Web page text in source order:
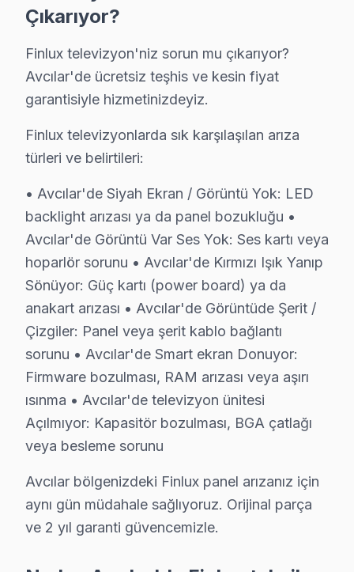
Avcılar'de fiyat konusunda şeffaflık ilkemizdir.
Avcılar'de arıza tespiti: Ücretsiz. Herhangi bir ön
Avcılar garantili fiyat: Avcılar servisimizde teklif
» Avcılar'de Finlux televizyon tamir fiyatı öğrenmek
Finlux Servisi Garanti ve Sonrası Destek
Avcılar Finlux TV Servis Garanti Belgesi - 1 Yıl Parça Güvencesi
Avcılar'de Finlux televizyon ünitesi tamirinde garanti
Avcılar servisinde işçilik garantisi: Finlux tamiri 6 ay
Finlux parça garantisi: Avcılar'de değiştirdiğimiz
Garanti belgesi: Her Avcılar söz konusu model tamiri
Avcılar servis sonrası erişim: "bu TV TV'min sesi
Avcılar Finlux Mevsimsel Servis Verisi
Metrobüs ve E-5 Karayolu güzergahındaki trafik
Finlux parça tedariki açısından da Avcılar'ye özgü
Çıkarıyor?
Finlux televizyon'niz sorun mu çıkarıyor?
Avcılar'de ücretsiz teşhis ve kesin fiyat
garantisiyle hizmetinizdeyiz.
Finlux televizyonlarda sık karşılaşılan arıza
türleri ve belirtileri:
• Avcılar'de Siyah Ekran / Görüntü Yok: LED
backlight arızası ya da panel bozukluğu •
Avcılar'de Görüntü Var Ses Yok: Ses kartı veya
hoparlör sorunu • Avcılar'de Kırmızı Işık Yanıp
Sönüyor: Güç kartı (power board) ya da
anakart arızası • Avcılar'de Görüntüde Şerit /
Çizgiler: Panel veya şerit kablo bağlantı
sorunu • Avcılar'de Smart ekran Donuyor:
Firmware bozulması, RAM arızası veya aşırı
ısınma • Avcılar'de televizyon ünitesi
Açılmıyor: Kapasitör bozulması, BGA çatlağı
veya besleme sorunu
Avcılar bölgenizdeki Finlux panel arızanız için
aynı gün müdahale sağlıyoruz. Orijinal parça
ve 2 yıl garanti güvencemizle.